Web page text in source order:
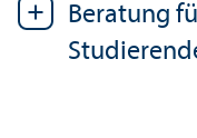
Beratung